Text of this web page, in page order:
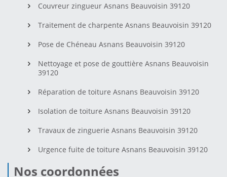
Couvreur zingueur Asnans Beauvoisin 39120
Traitement de charpente Asnans Beauvoisin 39120
Pose de Chéneau Asnans Beauvoisin 39120
Nettoyage et pose de gouttière Asnans Beauvoisin
39120
Réparation de toiture Asnans Beauvoisin 39120
Isolation de toiture Asnans Beauvoisin 39120
Travaux de zinguerie Asnans Beauvoisin 39120
Urgence fuite de toiture Asnans Beauvoisin 39120
Nos coordonnées